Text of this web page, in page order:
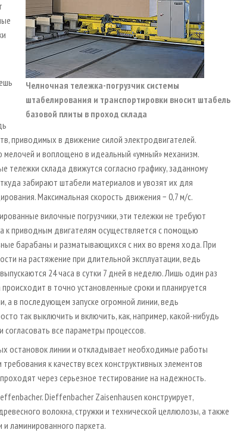
Челночная тележка-погрузчик системы
штабелирования и транспортировки вносит штабель
базовой плиты в проход склада
приводимых в движение силой электродвигателей.
и воплощено в идеальный «умный» механизм.
склада движутся согласно графику, заданному
забирают штабели материалов и увозят их для
Максимальная скорость движения − 0,7 м/с.
вилочные погрузчики, эти тележки не требуют
к приводным двигателям осуществляется с помощью
барабаны и разматывающихся с них во время хода. При
на растяжение при длительной эксплуатации, ведь
24 часа в сутки 7 дней в неделю. Лишь один раз
в точно установленные сроки и планируется
а в последующем запуске огромной линии, ведь
так выключить и включить, как, например, какой-нибудь
все параметры процессов.
остановок линии и откладывает необходимые работы
к качеству всех конструктивных элементов
через серьезное тестирование на надежность.
Dieffenbacher Zaisenhausen конструирует,
волокна, стружки и технической целлюлозы, а также
ламинированного паркета.